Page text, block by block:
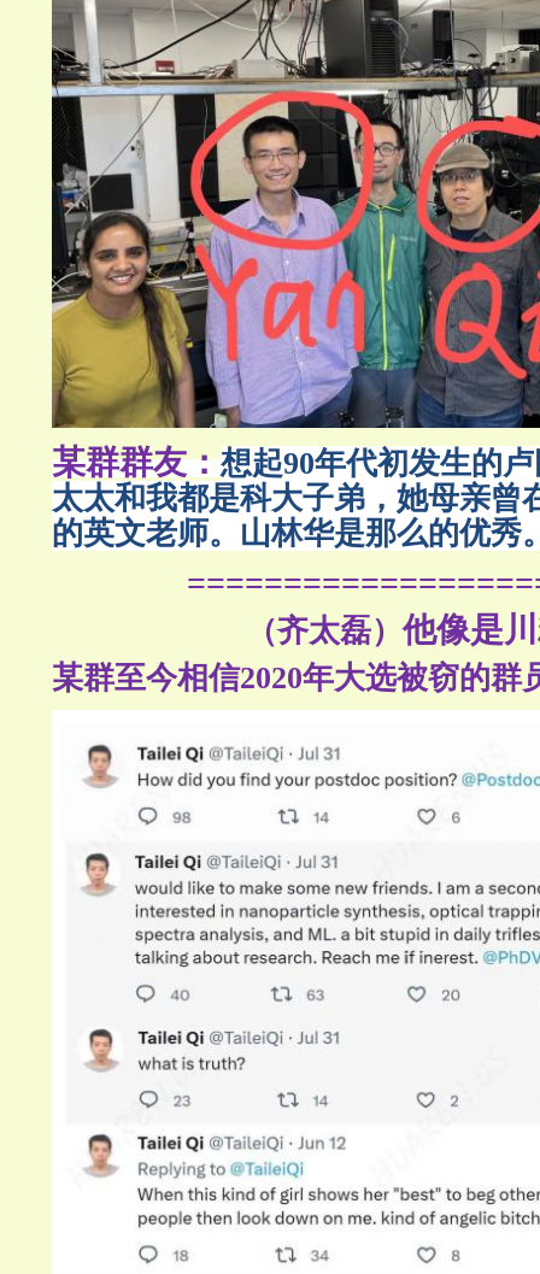
某群群友：想起90年代初发生的
太太和我都是科大子弟，她母亲曾
的英文老师。山林华是那么的优秀
（齐太磊）他像是
某群至今相信2020年大选被窃的群